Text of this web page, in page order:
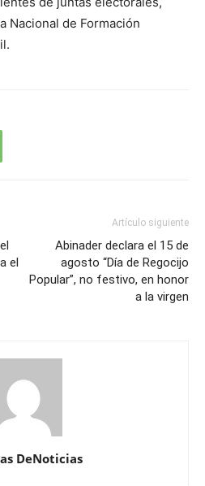
Nacional de Formación
el
Artículo siguiente
Abinader declara el 15 de
agosto “Día de Regocijo
Popular”, no festivo, en honor
a la virgen
DeNoticias